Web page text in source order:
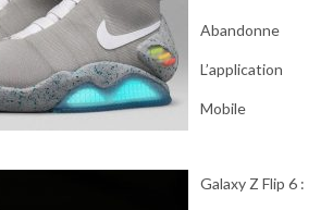
Abandonne
L’application
Mobile
Galaxy Z Flip 6 :